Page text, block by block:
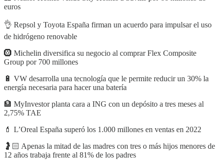
euros
👌 Repsol y Toyota España firman un acuerdo para impulsar el uso
de hidrógeno renovable
🛞 Michelin diversifica su negocio al comprar Flex Composite
Group por 700 millones
🔋 VW desarrolla una tecnología que le permite reducir un 30% la
energía necesaria para hacer una batería
🏦 MyInvestor planta cara a ING con un depósito a tres meses al
2,75% TAE
💄 L’Oreal España superó los 1.000 millones en ventas en 2022
🤰🏻 Apenas la mitad de las madres con tres o más hijos menores de
12 años trabaja frente al 81% de los padres